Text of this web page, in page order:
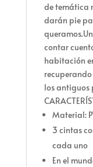
de temática
darán pie
contar
habitación
los antiguos
Material:
3 cintas
cada uno
En el